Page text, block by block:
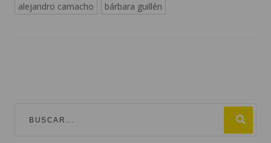
alejandro camacho
bárbara guillén